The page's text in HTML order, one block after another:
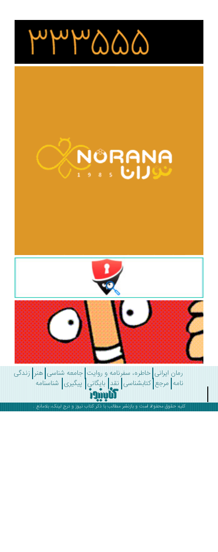
رمان ایرانی خاطره، سفرنامه و روایت جامعه شناسی هنر زندگی
مرجع کتابشناسی نقد بایگانی پیگیری شناسنامه
کلیه حقوق محفوظ است و بازنشر مطالب با ذکرکتاب نیوز و درج لینک، بلامانع .